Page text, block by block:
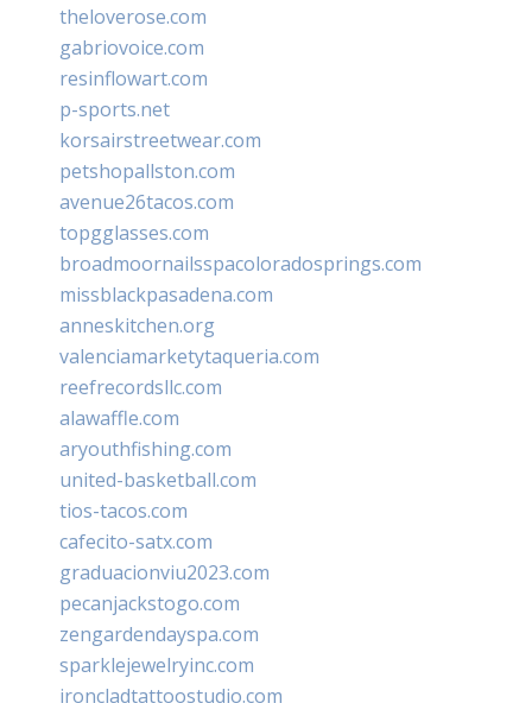
theloverose.com
gabriovoice.com
resinflowart.com
p-sports.net
korsairstreetwear.com
petshopallston.com
avenue26tacos.com
topgglasses.com
broadmoornailsspacoloradosprings.com
missblackpasadena.com
anneskitchen.org
valenciamarketytaqueria.com
reefrecordsllc.com
alawaffle.com
aryouthfishing.com
united-basketball.com
tios-tacos.com
cafecito-satx.com
graduacionviu2023.com
pecanjackstogo.com
zengardendayspa.com
sparklejewelryinc.com
ironcladtattoostudio.com